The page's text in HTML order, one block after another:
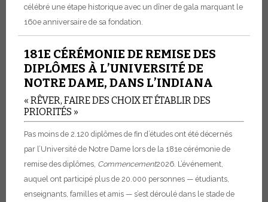
célébré une étape historique avec un dîner de gala marquant le
160e anniversaire de sa fondation.
181E CÉRÉMONIE DE REMISE DES
DIPLÔMES À L’UNIVERSITÉ DE
NOTRE DAME, DANS L’INDIANA
« RÊVER, FAIRE DES CHOIX ET ÉTABLIR DES
PRIORITÉS »
Pas moins de 2.120 diplômes de fin d’études ont été décernés
par l’Université de Notre Dame lors de la 181e cérémonie de
remise des diplômes, Commencement2026. L’événement,
auquel ont participé plus de 20.000 personnes — étudiants,
enseignants, familles et amis — s’est déroulé dans le stade de